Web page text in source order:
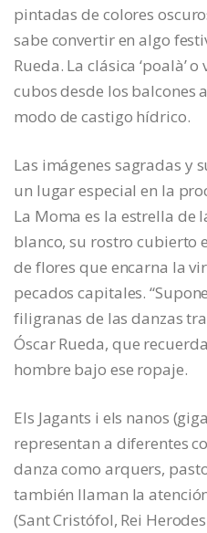
pintadas de colores
sabe convertir en algo
Rueda. La clásica ‘poalà’
cubos desde los balcones
modo de castigo hídrico.
Las imágenes sagradas y
un lugar especial en la
La Moma es la estrella de
blanco, su rostro cubierto
de flores que encarna la
pecados capitales.
filigranas de las danzas
Óscar Rueda, que
hombre bajo ese ropaje.
Els Jagants i els nanos
representan a diferentes
danza como arquers,
también llaman la
(Sant Cristófol, Rei